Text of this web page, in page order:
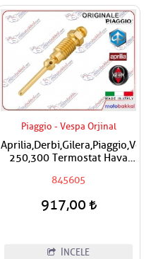
Piaggio - Vespa Orjinal
250,300 Termostat Hava
845605
917,00
İNCELE